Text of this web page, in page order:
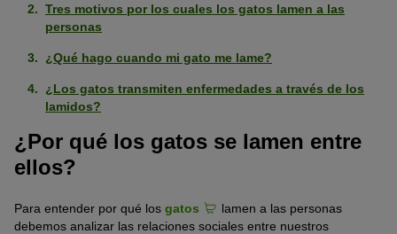
Tres motivos por los cuales los gatos lamen a las
personas
¿Qué hago cuando mi gato me lame?
¿Los gatos transmiten enfermedades a través de los
lamidos?
¿Por qué los gatos se lamen entre
ellos?
Para entender por qué los gatos
lamen a las personas
debemos analizar las relaciones sociales entre nuestros